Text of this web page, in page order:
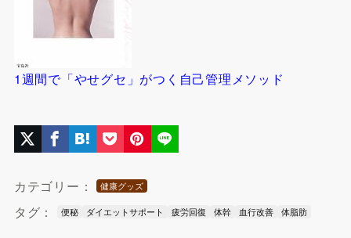
1週間で「やせグセ」がつく自己管理メソッド
カテゴリー： 健康グッズ
タグ： 便秘 ダイエットサポート 疲労回復 体幹 血行改善 体脂肪